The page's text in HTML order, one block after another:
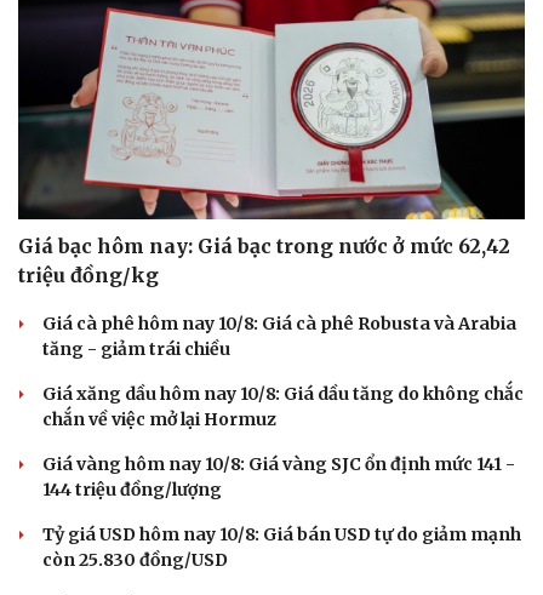
Du lịch
Tư vấn
Săn Tour
Câu chuyện thời sự
Đọc truyện đêm khuya
Giá bạc hôm nay: Giá bạc trong nước ở mức 62,42
triệu đồng/kg
Giá cà phê hôm nay 10/8: Giá cà phê Robusta và Arabia
tăng - giảm trái chiều
Giá xăng dầu hôm nay 10/8: Giá dầu tăng do không chắc
chắn về việc mở lại Hormuz
Giá vàng hôm nay 10/8: Giá vàng SJC ổn định mức 141 -
144 triệu đồng/lượng
Tỷ giá USD hôm nay 10/8: Giá bán USD tự do giảm mạnh
còn 25.830 đồng/USD